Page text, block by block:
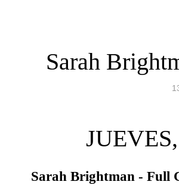
Sarah
Sarah Brightman - Full